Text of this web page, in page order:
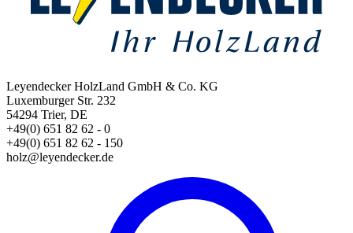
Leyendecker HolzLand GmbH & Co. KG
Luxemburger Str. 232
54294 Trier, DE
+49(0) 651 82 62 - 0
+49(0) 651 82 62 - 150
holz@leyendecker.de